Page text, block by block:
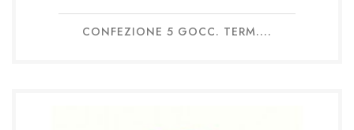
CONFEZIONE 5 GOCC. TERM....